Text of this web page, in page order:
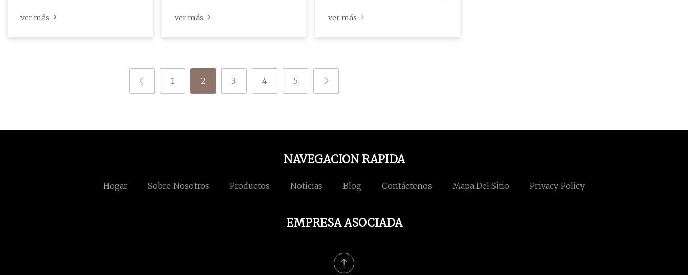
ver más ver más ver más
1 2 3 4 5
NAVEGACION RAPIDA
Hogar Sobre Nosotros Productos Noticias Blog Contáctenos Mapa Del Sitio Privacy Policy
EMPRESA ASOCIADA